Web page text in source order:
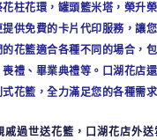
柱花環，罐頭籃米塔，榮升
供免費的卡片代印服務，讓
花籃適合各種不同的場合，
禮、畢業典禮等。 口湖花店
花籃，全力滿足您的各種需求
戚過世送花籃，口湖花店外